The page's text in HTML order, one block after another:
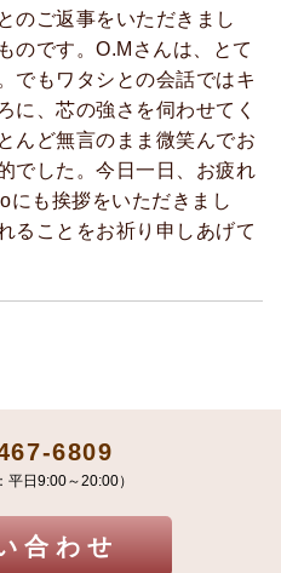
のご返事をいただきまし
のです。O.Mさんは、とて
でもワタシとの会話ではキ
に、芯の強さを伺わせてく
んど無言のまま微笑んでお
でした。今日一日、お疲れ
にも挨拶をいただきまし
ることをお祈り申しあげて
6809
平日9:00～20:00）
合わせ